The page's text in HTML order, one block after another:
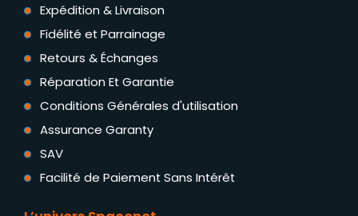
Expédition & Livraison
Fidélité et Parrainage
Retours & Échanges
Réparation Et Garantie
Conditions Générales d'utilisation
Assurance Garanty
SAV
Facilité de Paiement Sans Intérêt